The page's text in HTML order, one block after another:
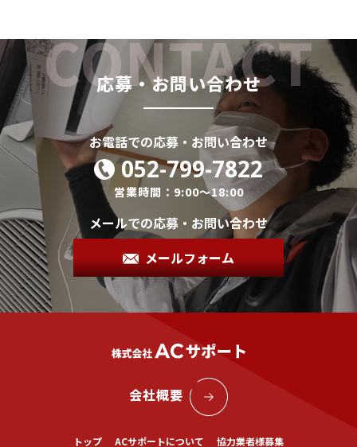
応募・お問い合わせ
お電話での応募・お問い合わせ
052-799-7822
営業時間：9:00～18:00
メールでの応募・お問い合わせ
メールフォーム
会社概要
トップ ACサポートについて 協力業者様募集